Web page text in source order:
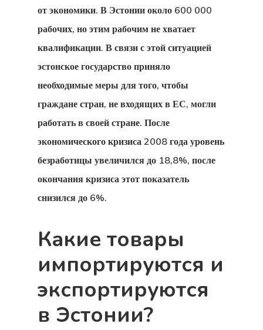
от экономики. В Эстонии около 600 000
рабочих, но этим рабочим не хватает
квалификации. В связи с этой ситуацией
эстонское государство приняло
необходимые меры для того, чтобы
граждане стран, не входящих в ЕС, могли
работать в своей стране. После
экономического кризиса 2008 года уровень
безработицы увеличился до 18,8%, после
окончания кризиса этот показатель
снизился до 6%.
Какие товары
импортируются и
экспортируются
в Эстонии?
Стартап-
Финляндию
Товары
Финляндия
Эстония
Эстония
Инвесторов